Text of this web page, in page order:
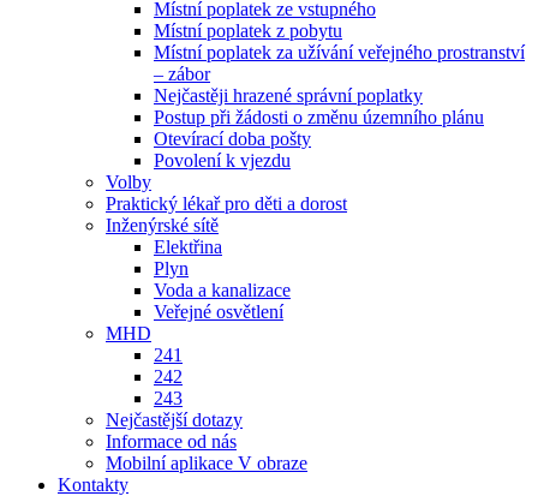
Místní poplatek ze vstupného
Místní poplatek z pobytu
Místní poplatek za užívání veřejného prostranství
– zábor
Nejčastěji hrazené správní poplatky
Postup při žádosti o změnu územního plánu
Otevírací doba pošty
Povolení k vjezdu
Volby
Praktický lékař pro děti a dorost
Inženýrské sítě
Elektřina
Plyn
Voda a kanalizace
Veřejné osvětlení
MHD
241
242
243
Nejčastější dotazy
Informace od nás
Mobilní aplikace V obraze
Kontakty